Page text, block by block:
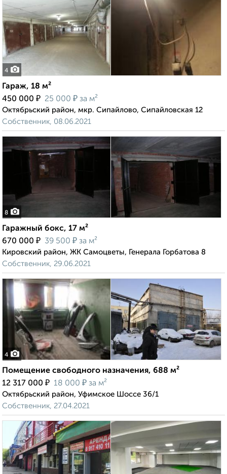
4
Гараж, 18 м²
450 000 ₽ 25 000 ₽ за м²
Октябрьский район, мкр. Сипайлово, Сипайловская 12
Собственник, 08.06.2021
8
Гаражный бокс, 17 м²
670 000 ₽ 39 500 ₽ за м²
Кировский район, ЖК Самоцветы, Генерала Горбатова 8
Собственник, 29.06.2021
4
Помещение свободного назначения, 688 м²
12 317 000 ₽ 18 000 ₽ за м²
Октябрьский район, Уфимское Шоссе 36/1
Собственник, 27.04.2021